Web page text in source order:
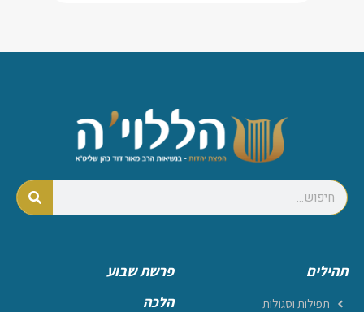
תהילים
תפילות וסגולות
פרשת שבוע
הלכה